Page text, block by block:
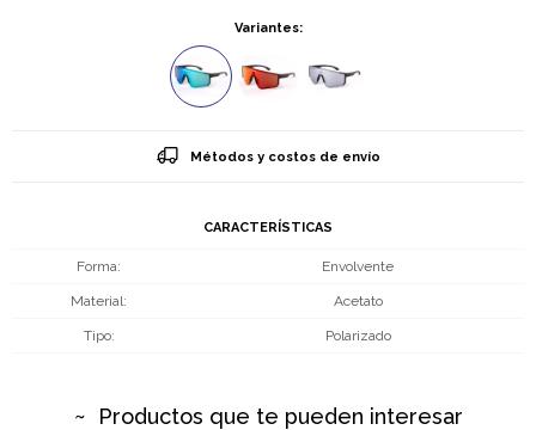
Variantes:
Métodos y costos de envío
CARACTERÍSTICAS
Forma Envolvente
Material Acetato
Tipo Polarizado
Productos que te pueden interesar